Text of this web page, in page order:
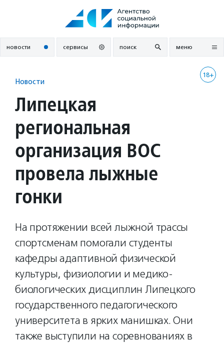
новости сервисы поиск меню
18+
Новости
Липецкая
региональная
организация ВОС
провела лыжные
гонки
На протяжении всей лыжной трассы
спортсменам помогали студенты
кафедры адаптивной физической
культуры, физиологии и медико-
биологических дисциплин Липецкого
государственного педагогического
университета в ярких манишках. Они
также выступили на соревнованиях в